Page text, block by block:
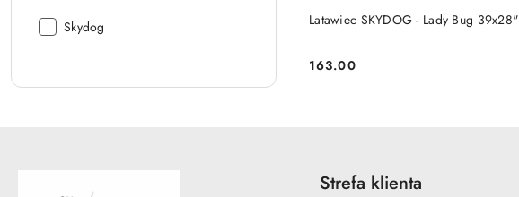
Producent:
Skydog Latawiec SKYDOG - Lady Bug 39x28"
Cena:
163.00
PRODUKT NIEDOSTĘPNY
Strefa klienta